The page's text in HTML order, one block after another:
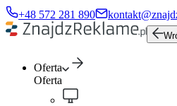
+48 572 281 890
Oferta
Oferta